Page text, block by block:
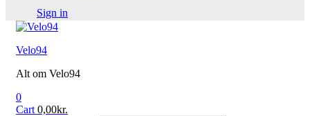
Sign in
Menu
Velo94
Alt om Velo94
0
Cart 0,00kr.